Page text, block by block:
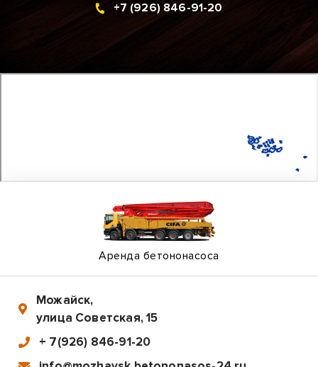
+7 (926) 846-91-20
Аренда бетононасоса
Можайск,
улица Советская, 15
+ 7(926) 846-91-20